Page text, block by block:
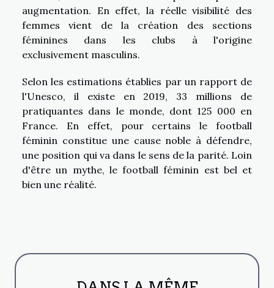
augmentation. En effet, la réelle visibilité des
femmes vient de la création des sections
féminines dans les clubs à l'origine
exclusivement masculins.
Selon les estimations établies par un rapport de
l'Unesco, il existe en 2019, 33 millions de
pratiquantes dans le monde, dont 125 000 en
France. En effet, pour certains le football
féminin constitue une cause noble à défendre,
une position qui va dans le sens de la parité. Loin
d'être un mythe, le football féminin est bel et
bien une réalité.